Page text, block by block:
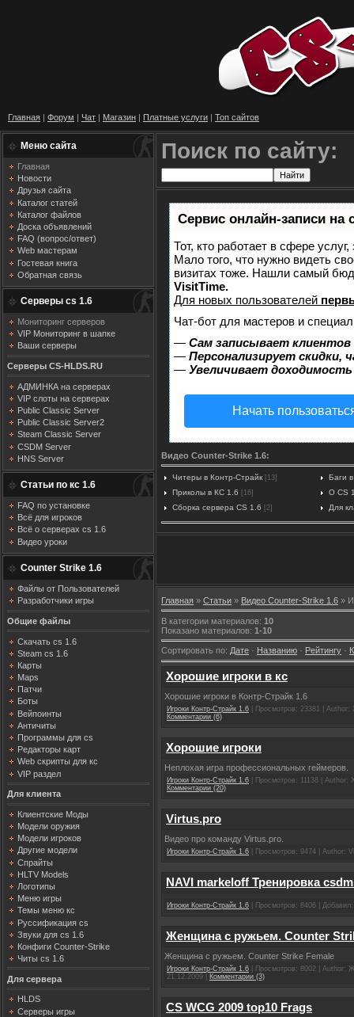
Главная | Форум | Чат | Магазин | Платные услуги | Топ сайтов
Меню сайта
Главная
Новости
Друзья сайта
Каталог статей
Каталог файлов
Доска объявлений
FAQ (вопрос/ответ)
Web мастерам
Гостевая книга
Обратная связь
Серверы cs 1.6
Мониторинг серверов
VIP Мониторинг в шапке
Ваши серверы
Серверы CS-HLDS.RU
АДМИНКА на серверах
VIP слоты на серверах
Public Classic Server
Public Classic Server2
Steam Classic Server
CSDM Server
HNS Server
Статьи по кс 1.6
FAQ по установке
Всё для игроков
Всё о серверах cs 1.6
Видео уроки
Counter Strike 1.6
Файлы от Пользователей
Разработчики игры
Общие файлы
Скачать cs 1.6
Steam cs 1.6
Карты
Maps
Патчи
Боты
Вейпоинты
Античиты
Программы для cs
Редакторы карт
Web скрипты для кс
VIP раздел
Для клиента
Клиентские Моды
Модели оружия
Модели игроков
Другие модели
Спрайты
HLTV Models
Логотипы
Меню игры
Темы меню кс
Руссификация cs
Звуки для cs 1.6
Конфиги Counter-Strike
Читы cs 1.6
Для сервера
HLDS
Серверы игры
Поиск по сайту:
Сервис онлайн-записи на
Тот, кто работает в сфере
Мало того, что нужно видеть
визитах тоже. Нашли самый
VisitTime.
Для новых пользователей
Чат-бот для мастеров и
— Сам записывает
— Персонализирует скидки,
— Увеличивает
Начать
Видео Counter-Strike 1.6:
Читеры в Контр-Страйк [13]
Баги
Приколы в КС 1.6
[16]
О CS
Сборка сервера CS 1.6
[2] Для
Главная » Статьи » Видео Counter-Strike 1.6 »
В категории материалов: 10
Показано материалов: 1-10
Сортировать по: Дате · Названию · Рейтингу ·
Хорошие игроки в кс
Хорошие игроки в Контр-Страйк 1.6
Игроки Контр-Страйк 1.6 | Просмотров: 23381 |
Комментарии (6)
Хорошие игроки
Неплохая игра профессиональных геймеров.
Игроки Контр-Страйк 1.6 | Просмотров: 11138 |
Комментарии (20)
Virtus.pro
Видео про команду Virtus.pro.
Игроки Контр-Страйк 1.6 | Просмотров: 9474 | Author:
NAVI markeloff Тренировка
Игроки Контр-Страйк 1.6 | Просмотров: 8406 |
Женщина с ружьем. Сounter
Женщина с ружьем. Сounter Strike Female
Игроки Контр-Страйк 1.6 | Просмотров: 8002 |
21.12.2009
Комментарии (3)
CS WCG 2009 top10 Frags